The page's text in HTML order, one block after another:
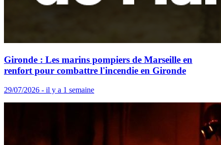
Gironde : Les marins pompiers de Marseille en
renfort pour combattre l'incendie en Gironde
29/07/2026 - il y a 1 semaine